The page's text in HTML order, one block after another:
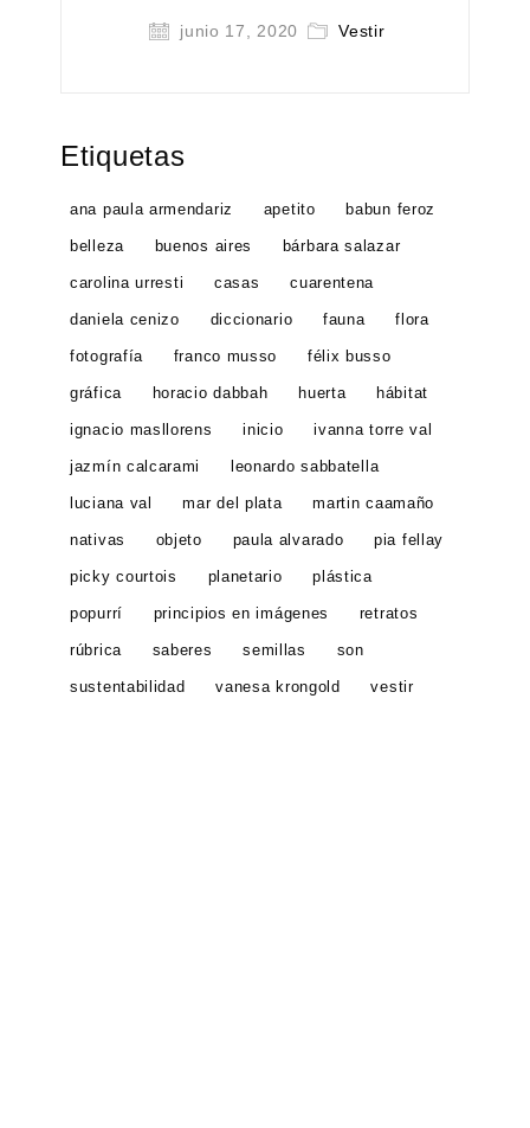
junio 17, 2020 Vestir
Etiquetas
ana paula armendariz apetito babun feroz
belleza buenos aires bárbara salazar
carolina urresti casas cuarentena
daniela cenizo diccionario fauna flora
fotografía franco musso félix busso
gráfica horacio dabbah huerta hábitat
ignacio masllorens inicio ivanna torre val
jazmín calcarami leonardo sabbatella
luciana val mar del plata martin caamaño
nativas objeto paula alvarado pia fellay
picky courtois planetario plástica
popurrí principios en imágenes retratos
rúbrica saberes semillas son
sustentabilidad vanesa krongold vestir